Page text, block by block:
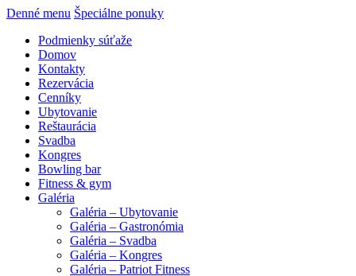
Denné menu Špeciálne ponuky
Podmienky súťaže
Domov
Kontakty
Rezervácia
Cenníky
Ubytovanie
Reštaurácia
Svadba
Kongres
Bowling bar
Fitness & gym
Galéria
Galéria – Ubytovanie
Galéria – Gastronómia
Galéria – Svadba
Galéria – Kongres
Galéria – Patriot Fitness